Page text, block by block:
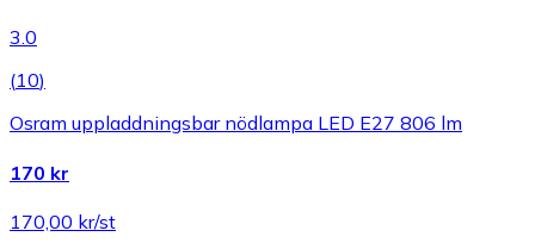
3.0
(10)
Osram uppladdningsbar nödlampa LED E27 806 lm
170 kr
170,00 kr/st